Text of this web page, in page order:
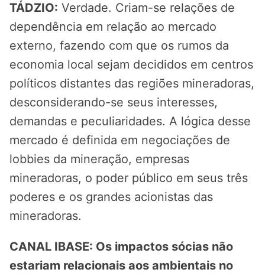
TÁDZIO: Verdade. Criam-se relações de
dependência em relação ao mercado
externo, fazendo com que os rumos da
economia local sejam decididos em centros
políticos distantes das regiões mineradoras,
desconsiderando-se seus interesses,
demandas e peculiaridades. A lógica desse
mercado é definida em negociações de
lobbies da mineração, empresas
mineradoras, o poder público em seus três
poderes e os grandes acionistas das
mineradoras.
CANAL IBASE: Os impactos sócias não
estariam relacionais aos ambientais no